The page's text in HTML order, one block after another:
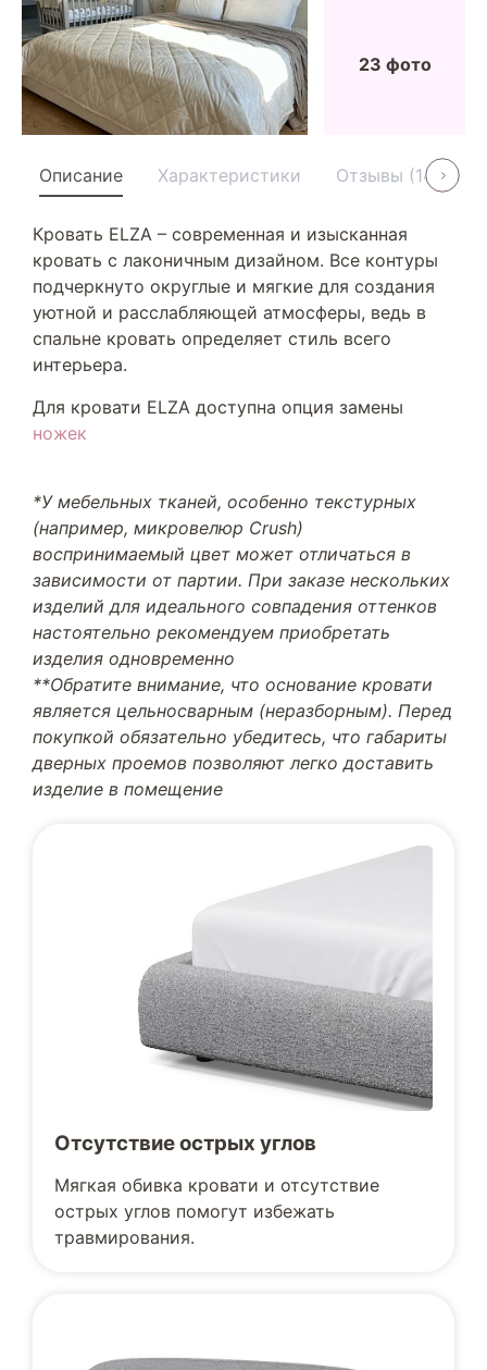
23 фото
Описание Характеристики Отзывы (14)
Кровать ELZA – современная и изысканная
кровать с лаконичным дизайном. Все контуры
подчеркнуто округлые и мягкие для создания
уютной и расслабляющей атмосферы, ведь в
спальне кровать определяет стиль всего
интерьера.
Для кровати ELZA доступна опция замены
ножек
*У мебельных тканей, особенно текстурных
(например, микровелюр Crush)
воспринимаемый цвет может отличаться в
зависимости от партии. При заказе нескольких
изделий для идеального совпадения оттенков
настоятельно рекомендуем приобретать
изделия одновременно
**Обратите внимание, что основание кровати
является цельносварным (неразборным). Перед
покупкой обязательно убедитесь, что габариты
дверных проемов позволяют легко доставить
изделие в помещение
Отсутствие острых углов
Мягкая обивка кровати и отсутствие
острых углов помогут избежать
травмирования.